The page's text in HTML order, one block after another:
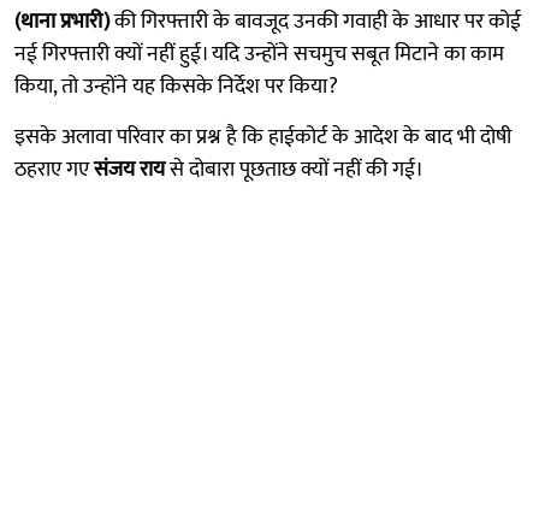
(थाना प्रभारी)की गिरफ्तारी के बावजूद उनकी गवाही के आधार पर कोई
नई गिरफ्तारी क्यों नहीं हुई। यदि उन्होंने सचमुच सबूत मिटाने का काम
किया, तो उन्होंने यह किसके निर्देश पर किया?
इसके अलावा परिवार का प्रश्न है कि हाईकोर्ट के आदेश के बाद भी दोषी
ठहराए गएसंजय रायसे दोबारा पूछताछ क्यों नहीं की गई।